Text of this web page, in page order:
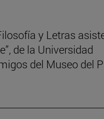
y Letras
de la Universidad
del Museo del